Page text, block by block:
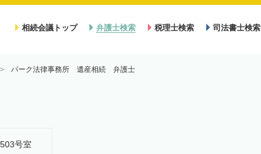
相続会議トップ 弁護士検索 税理士検索 司法書士検索
パーク法律事務所 遺産相続 弁護士
号室